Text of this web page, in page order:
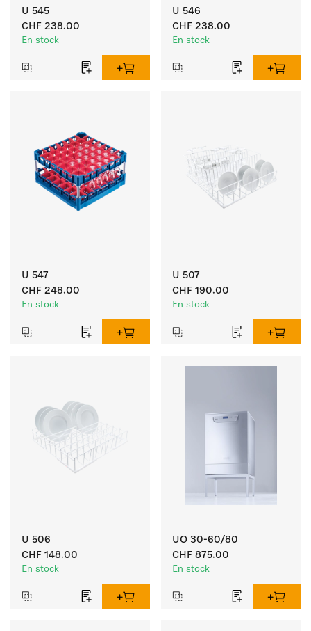
U 545
CHF 238.00
En stock
U 546
CHF 238.00
En stock
U 547
CHF 248.00
En stock
U 507
CHF 190.00
En stock
U 506
CHF 148.00
En stock
UO 30-60/80
CHF 875.00
En stock